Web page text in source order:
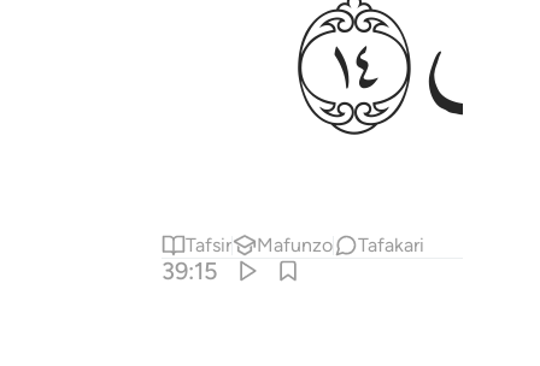
Tafsir Mafunzo Tafakari
39:15